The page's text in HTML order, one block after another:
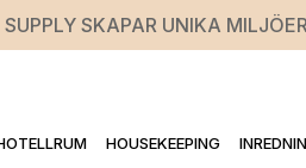
SKAPAR UNIKA
HOUSEKEEPING